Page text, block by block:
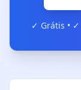
✓ Grátis •